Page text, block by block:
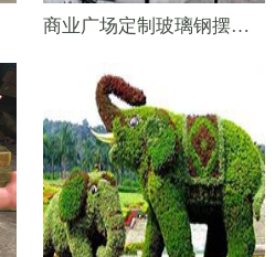
商业广场定制玻璃钢摆件——拍照“大嘴巴”